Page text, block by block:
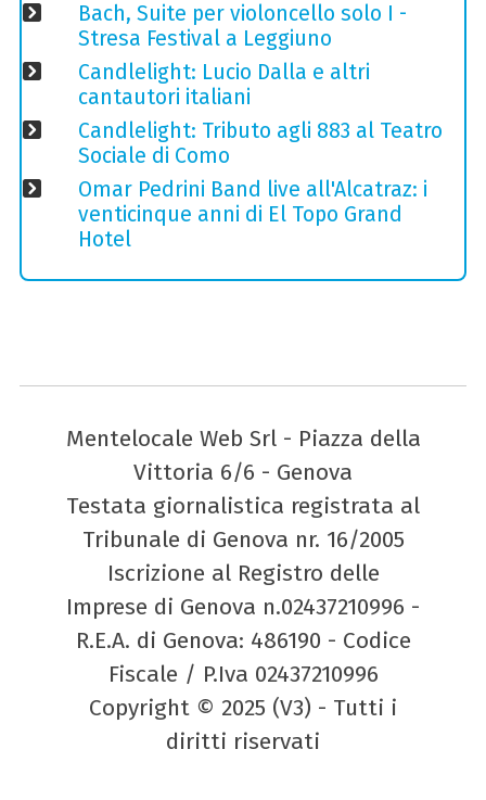
Bach, Suite per violoncello solo I -
Stresa Festival a Leggiuno
Candlelight: Lucio Dalla e altri
cantautori italiani
Candlelight: Tributo agli 883 al Teatro
Sociale di Como
Omar Pedrini Band live all'Alcatraz: i
venticinque anni di El Topo Grand
Hotel
Mentelocale Web Srl - Piazza della
Vittoria 6/6 - Genova
Testata giornalistica registrata al
Tribunale di Genova nr. 16/2005
Iscrizione al Registro delle
Imprese di Genova n.02437210996 -
R.E.A. di Genova: 486190 - Codice
Fiscale / P.Iva 02437210996
Copyright © 2025 (V3) - Tutti i
diritti riservati